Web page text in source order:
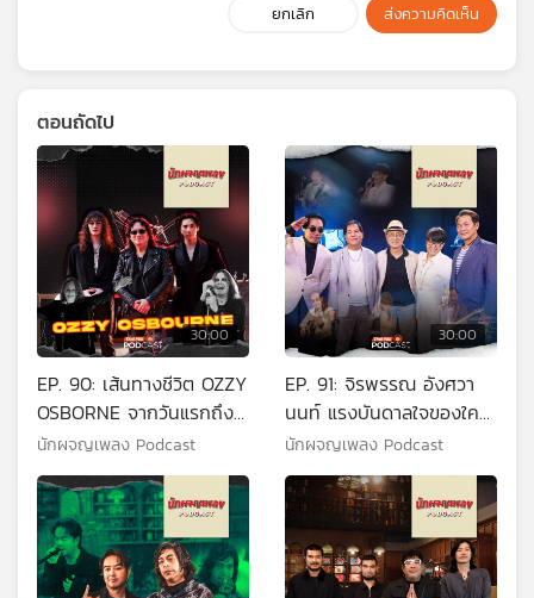
ยกเลิก ส่งความคิดเห็น
ตอนถัดไป
30:00
EP. 90: เส้นทางชีวิต OZZY
OSBORNE จากวันแรกถึง
วันสุดท้าย
นักผจญเพลง Podcast
30:00
EP. 91: จิรพรรณ อังศวา
นนท์ แรงบันดาลใจของใคร
หลายคน
นักผจญเพลง Podcast